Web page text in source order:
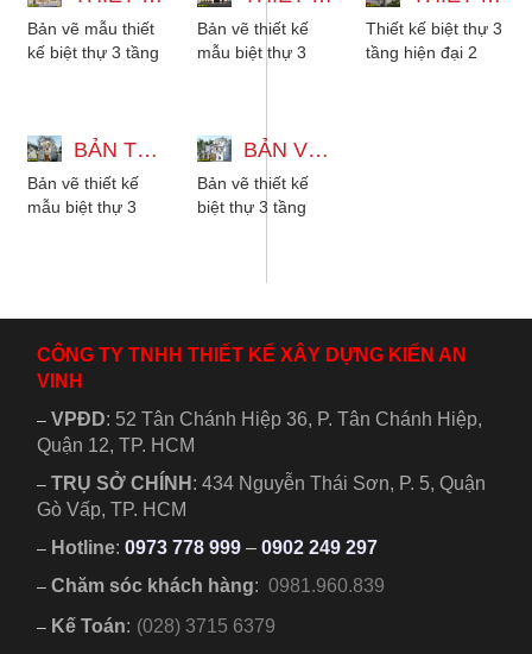
Bản vẽ mẫu thiết
kế biệt thự 3 tầng
đình...
Bản vẽ thiết kế
mẫu biệt thự 3
phù hợp...
Thiết kế biệt thự 3
tầng hiện đại 2
BẢN THIẾT KẾ MẪU BIỆT THỰ 3 TẦNG TÂN CỔ ĐIỂN ĐẸP KÈM NỘI THẤT
Bản vẽ thiết kế
mẫu biệt thự 3
BẢN VẼ THIẾT KẾ BIỆT THỰ 3 TẦNG MÁI NHẬT TÂN CỔ ĐIỂN 3 PHÒNG NGỦ
Bản vẽ thiết kế
biệt thự 3 tầng
CÔNG TY TNHH THIẾT KẾ XÂY DỰNG KIẾN AN
VINH
–VPĐD: 52 Tân Chánh Hiệp 36, P. Tân Chánh Hiệp,
Quận 12, TP. HCM
– TRỤ SỞ CHÍNH :434 Nguyễn Thái Sơn, P. 5, Quận
Gò Vấp, TP. HCM
– Hotline: 0973 778 999 –0902 249 297
– Chăm sóc khách hàng: 0981.960.839
– Kế Toán: (028) 3715 6379